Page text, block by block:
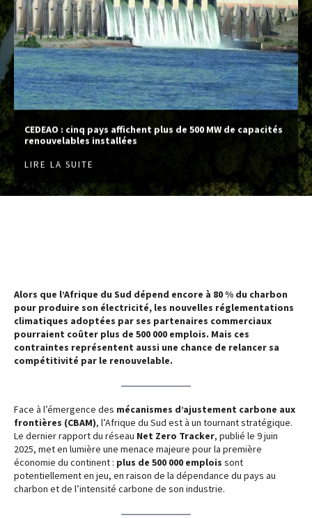
CEDEAO : cinq pays affichent plus de 500 MW de capacités
renouvelables installées
LIRE LA SUITE
Alors que l’Afrique du Sud dépend encore à 80 % du charbon
pour produire son électricité, les nouvelles réglementations
climatiques adoptées par ses partenaires commerciaux
pourraient coûter plus de 500 000 emplois. Mais ces
contraintes représentent aussi une chance de relancer sa
compétitivité par le renouvelable.
Face à l’émergence des mécanismes d’ajustement carbone aux
frontières (CBAM), l’Afrique du Sud est à un tournant stratégique.
Le dernier rapport du réseau Net Zero Tracker, publié le 9 juin
2025, met en lumière une menace majeure pour la première
économie du continent : plus de 500 000 emplois sont
potentiellement en jeu, en raison de la dépendance du pays au
charbon et de l’intensité carbone de son industrie.